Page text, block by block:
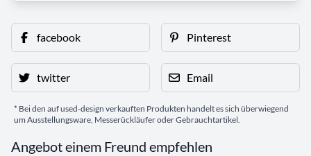
facebook Pinterest
twitter Email
* Bei den auf used-design verkauften Produkten handelt es sich überwiegend
um Ausstellungsware, Messerückläufer oder Gebrauchtartikel.
Angebot einem Freund empfehlen